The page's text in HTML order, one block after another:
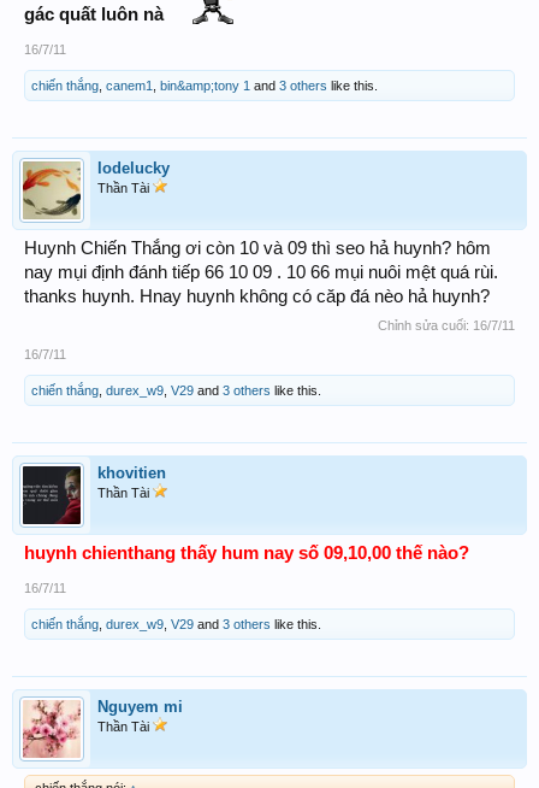
gác quất luôn nà
16/7/11
chiến thắng canem1 bin&amp;tony 1 and 3 others like this.
lodelucky
Thần Tài
Huynh Chiến Thắng ơi còn 10 và 09 thì seo hả huynh? hôm
nay mụi định đánh tiếp 66 10 09 . 10 66 mụi nuôi mệt quá rùi.
thanks huynh. Hnay huynh không có căp đá nèo hả huynh?
Chỉnh sửa cuối: 16/7/11
16/7/11
chiến thắng durex_w9 V29 and 3 others like this.
khovitien
Thần Tài
huynh chienthang thấy hum nay số 09,10,00 thế nào?
16/7/11
chiến thắng durex_w9 V29 and 3 others like this.
Nguyem mi
Thần Tài